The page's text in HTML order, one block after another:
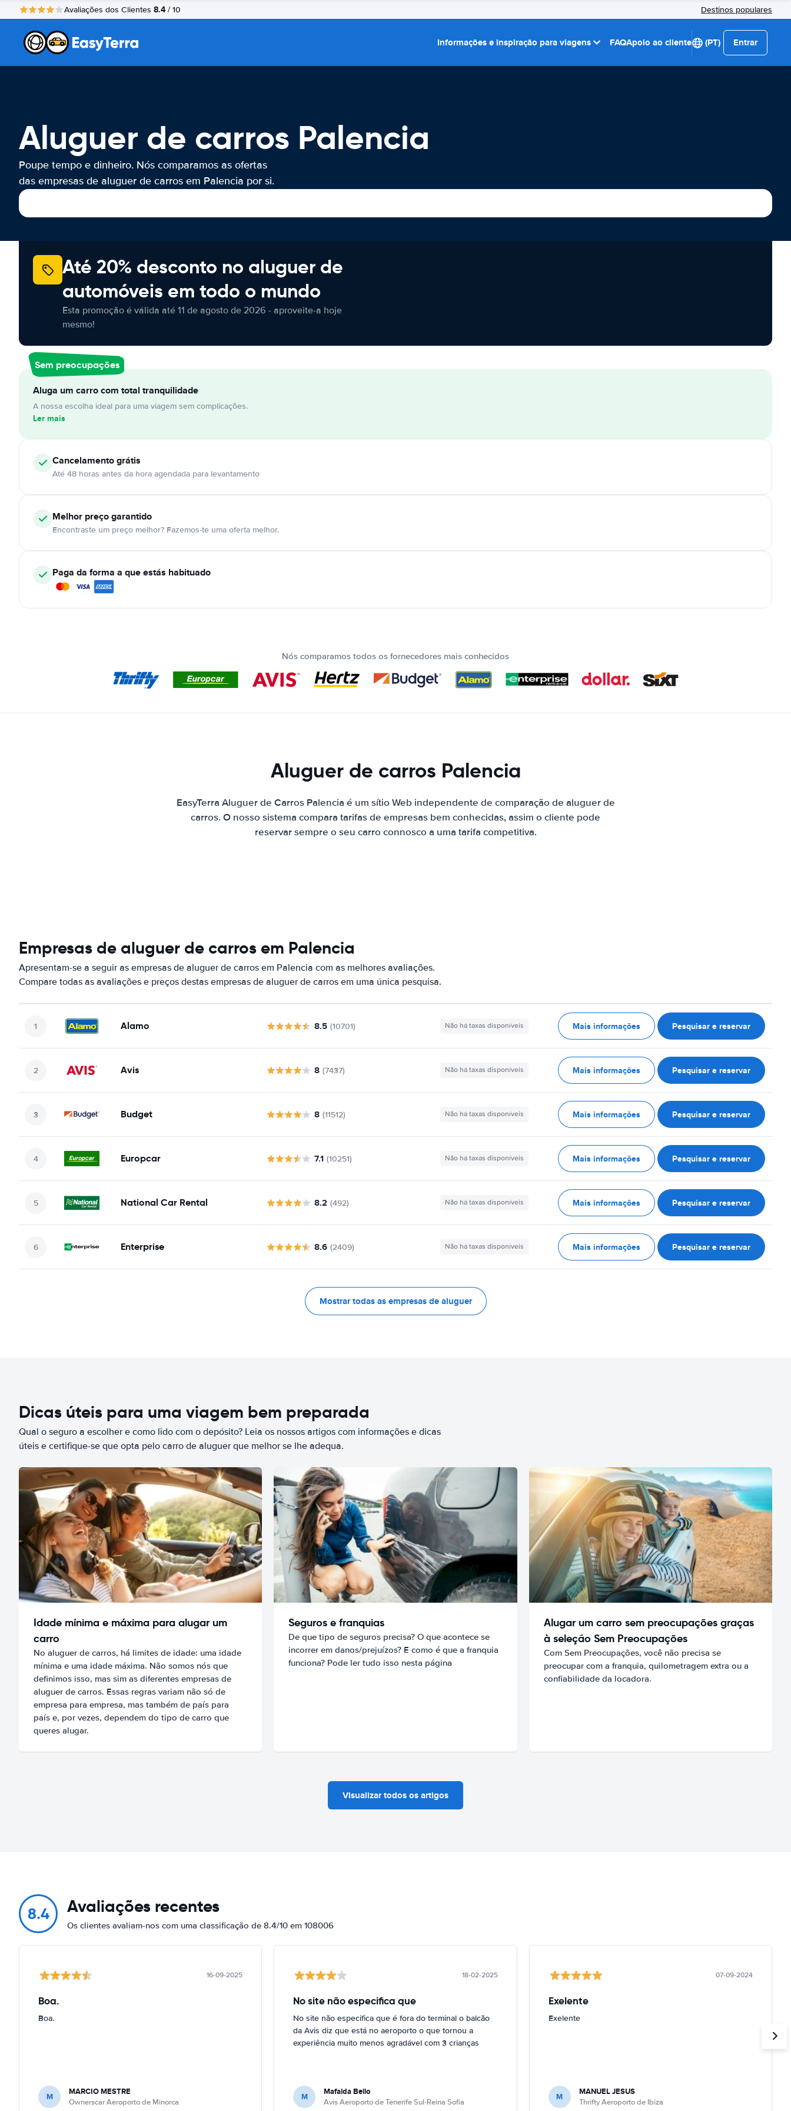
Avaliações dos Clientes 8.4 / 10 Destinos populares
Informações e inspiração para viagens FAQApoio ao cliente (PT) Entrar
Aluguer de carros Palencia
Poupe tempo e dinheiro. Nós comparamos as ofertas
das empresas de aluguer de carros em Palencia por si.
Até 20% desconto no aluguer de
automóveis em todo o mundo
Esta promoção é válida até 11 de agosto de 2026 - aproveite-a hoje
mesmo!
Sem preocupações
Aluga um carro com total tranquilidade
A nossa escolha ideal para uma viagem sem complicações.
Ler mais
Cancelamentográtis
Até 48 horas antes da hora agendada para levantamento
Melhor preço garantido
Encontraste um preço melhor? Fazemos-te uma oferta melhor.
Paga da forma a que estás habituado
Nós comparamos todos os fornecedores mais conhecidos
Aluguer de carros Palencia
EasyTerra Aluguer de Carros Palencia é um sítio Web independente de comparação de aluguer de
carros. O nosso sistema compara tarifas de empresas bem conhecidas, assim o cliente pode
reservar sempre o seu carro connosco a uma tarifa competitiva.
Empresas de aluguer de carros em Palencia
Apresentam-se a seguir as empresas de aluguer de carros em Palencia com as melhores avaliações.
Compare todas as avaliações e preços destas empresas de aluguer de carros em uma única pesquisa.
Alamo 8.5 (10701) Não há taxas disponíveis Mais informações Pesquisar e reservar
Avis 8 (7437) Não há taxas disponíveis Mais informações Pesquisar e reservar
Budget 8 (11512) Não há taxas disponíveis Mais informações Pesquisar e reservar
Europcar 7.1 (10251) Não há taxas disponíveis Mais informações Pesquisar e reservar
National Car Rental 8.2 (492) Não há taxas disponíveis Mais informações Pesquisar e reservar
Enterprise 8.6 (2409) Não há taxas disponíveis Mais informações Pesquisar e reservar
Mostrar todas as empresas de aluguer
Dicas úteis para uma viagem bem preparada
Qual o seguro a escolher e como lido com o depósito? Leia os nossos artigos com informações e dicas
úteis e certifique-se que opta pelo carro de aluguer que melhor se lhe adequa.
Idade mínima e máxima para alugar um
carro
No aluguer de carros, há limites de idade: uma idade
mínima e uma idade máxima. Não somos nós que
definimos isso, mas sim as diferentes empresas de
aluguer de carros. Essas regras variam não só de
empresa para empresa, mas também de país para
país e, por vezes, dependem do tipo de carro que
queres alugar.
Seguros e franquias
De que tipo de seguros precisa? O que acontece se
incorrer em danos/prejuízos? E como é que a franquia
funciona? Pode ler tudo isso nesta página
Alugar um carro sem preocupações graças
à seleção Sem Preocupações
Com Sem Preocupações, você não precisa se
preocupar com a franquia, quilometragem extra ou a
confiabilidade da locadora.
Visualizar todos os artigos
8.4 Avaliações recentes
Os clientes avaliam-nos com uma classificação de 8.4/10 em 108006
16-09-2025
Boa.
Boa.
M MARCIO MESTRE
Ownerscar Aeroporto de Minorca
18-02-2025
No site não especifica que
No site não especifica que é fora do terminal o balcão
da Avis diz que está no aeroporto o que tornou a
experiência muito menos agradável com 3 crianças
M Mafalda Bello
Avis Aeroporto de Tenerife Sul-Reina Sofia
07-09-2024
Exelente
Exelente
M MANUEL JESUS
Thrifty Aeroporto de Ibiza